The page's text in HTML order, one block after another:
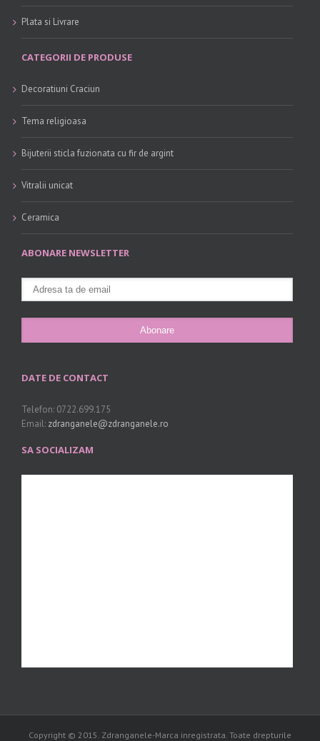
Plata si Livrare
CATEGORII DE PRODUSE
Decoratiuni Craciun
Tema religioasa
Bijuterii sticla fuzionata cu fir de argint
Vitralii unicat
Ceramica
ABONARE NEWSLETTER
DATE DE CONTACT
Telefon: 0722.699.175
Email: zdranganele@zdranganele.ro
SA SOCIALIZAM
Copyright © 2015. Zdranganele-Marca inregistrata. Toate drepturile